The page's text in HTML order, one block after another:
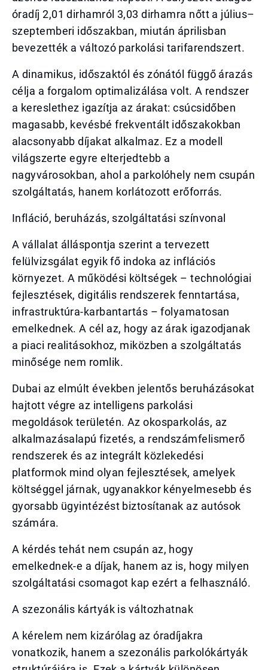
óradíj 2,01 dirhamról 3,03 dirhamra nőtt a július–
szeptemberi időszakban, miután áprilisban
bevezették a változó parkolási tarifarendszert.
A dinamikus, időszaktól és zónától függő árazás
célja a forgalom optimalizálása volt. A rendszer
a kereslethez igazítja az árakat: csúcsidőben
magasabb, kevésbé frekventált időszakokban
alacsonyabb díjakat alkalmaz. Ez a modell
világszerte egyre elterjedtebb a
nagyvárosokban, ahol a parkolóhely nem csupán
szolgáltatás, hanem korlátozott erőforrás.
Infláció, beruházás, szolgáltatási színvonal
A vállalat álláspontja szerint a tervezett
felülvizsgálat egyik fő indoka az inflációs
környezet. A működési költségek – technológiai
fejlesztések, digitális rendszerek fenntartása,
infrastruktúra-karbantartás – folyamatosan
emelkednek. A cél az, hogy az árak igazodjanak
a piaci realitásokhoz, miközben a szolgáltatás
minősége nem romlik.
Dubai az elmúlt években jelentős beruházásokat
hajtott végre az intelligens parkolási
megoldások területén. Az okosparkolás, az
alkalmazásalapú fizetés, a rendszámfelismerő
rendszerek és az integrált közlekedési
platformok mind olyan fejlesztések, amelyek
költséggel járnak, ugyanakkor kényelmesebb és
gyorsabb ügyintézést biztosítanak az autósok
számára.
A kérdés tehát nem csupán az, hogy
emelkednek-e a díjak, hanem az is, hogy milyen
szolgáltatási csomagot kap ezért a felhasználó.
A szezonális kártyák is változhatnak
A kérelem nem kizárólag az óradíjakra
vonatkozik, hanem a szezonális parkolókártyák